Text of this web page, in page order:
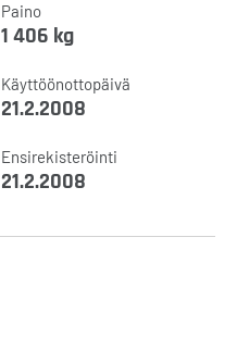
Paino
1 406 kg
Käyttöönottopäivä
21.2.2008
Ensirekisteröinti
21.2.2008